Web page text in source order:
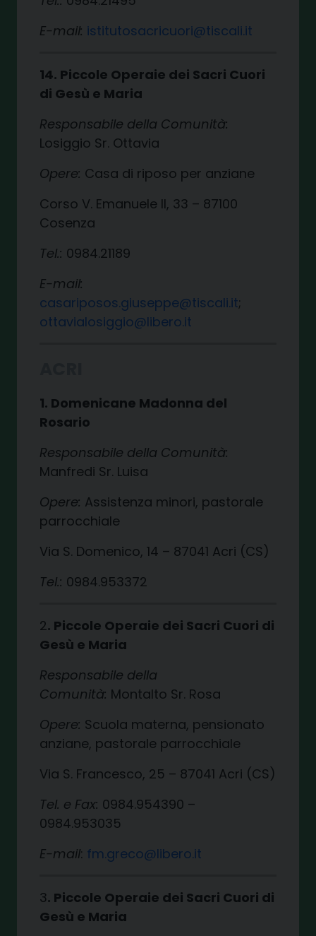
E-mail: istitutosacricuori@tiscali.it
14. Piccole Operaie dei Sacri Cuori
di Gesù e Maria
Responsabile della Comunità:
Losiggio Sr. Ottavia
Opere: Casa di riposo per anziane
Corso V. Emanuele II, 33 – 87100
Cosenza
Tel.: 0984.21189
E-mail:
casariposos.giuseppe@tiscali.it;
ottavialosiggio@libero.it
1. Domenicane Madonna del
Rosario
Responsabile della Comunità:
Manfredi Sr. Luisa
Opere: Assistenza minori, pastorale
parrocchiale
Via S. Domenico, 14 – 87041 Acri (CS)
Tel.: 0984.953372
2. Piccole Operaie dei Sacri Cuori di
Gesù e Maria
Responsabile della
Comunità: Montalto Sr. Rosa
Opere: Scuola materna, pensionato
anziane, pastorale parrocchiale
Via S. Francesco, 25 – 87041 Acri (CS)
Tel. e Fax: 0984.954390 –
0984.953035
E-mail: fm.greco@libero.it
3. Piccole Operaie dei Sacri Cuori di
Gesù e Maria